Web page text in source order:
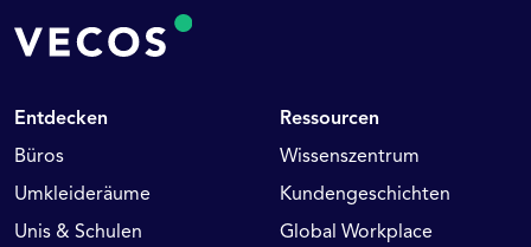
Entdecken
Büros
Umkleideräume
Unis & Schulen
Ressourcen
Wissenszentrum
Kundengeschichten
Global Workplace